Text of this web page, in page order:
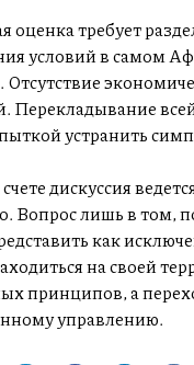
оценка требует
условий в самом
Отсутствие
Перекладывание
устранить
дискуссия
Вопрос лишь в том,
как
на своей
принципов, а
управлению.